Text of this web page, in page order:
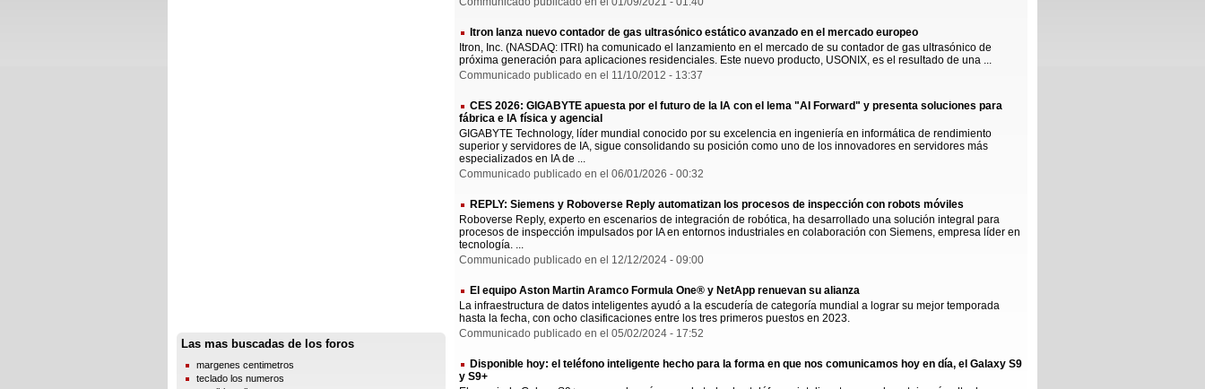
Las mas buscadas de los foros
margenes centimetros
teclado los numeros
Itron lanza nuevo contador de gas ultrasónico estático avanzado en el mercado europeo
Itron, Inc. (NASDAQ: ITRI) ha comunicado el lanzamiento en el mercado de su contador de gas ultrasónico de
próxima generación para aplicaciones residenciales. Este nuevo producto, USONIX, es el resultado de una ...
Communicado publicado en el 11/10/2012 - 13:37
CES 2026: GIGABYTE apuesta por el futuro de la IA con el lema "AI Forward" y presenta soluciones para
fábrica e IA física y agencial
GIGABYTE Technology, líder mundial conocido por su excelencia en ingeniería en informática de rendimiento
superior y servidores de IA, sigue consolidando su posición como uno de los innovadores en servidores más
especializados en IA de ...
Communicado publicado en el 06/01/2026 - 00:32
REPLY: Siemens y Roboverse Reply automatizan los procesos de inspección con robots móviles
Roboverse Reply, experto en escenarios de integración de robótica, ha desarrollado una solución integral para
procesos de inspección impulsados por IA en entornos industriales en colaboración con Siemens, empresa líder en
tecnología. ...
Communicado publicado en el 12/12/2024 - 09:00
El equipo Aston Martin Aramco Formula One® y NetApp renuevan su alianza
La infraestructura de datos inteligentes ayudó a la escudería de categoría mundial a lograr su mejor temporada
hasta la fecha, con ocho clasificaciones entre los tres primeros puestos en 2023.
Communicado publicado en el 05/02/2024 - 17:52
Disponible hoy: el teléfono inteligente hecho para la forma en que nos comunicamos hoy en día, el Galaxy S9
y S9+